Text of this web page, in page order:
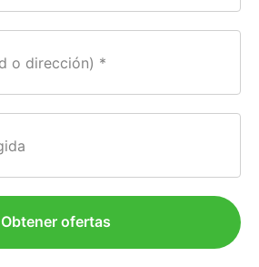
o dirección)
Obtener ofertas